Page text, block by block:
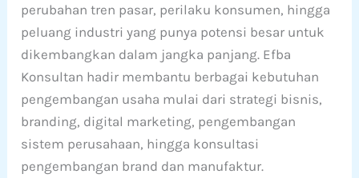
perubahan tren pasar, perilaku konsumen, hingga
peluang industri yang punya potensi besar untuk
dikembangkan dalam jangka panjang. Efba
Konsultan hadir membantu berbagai kebutuhan
pengembangan usaha mulai dari strategi bisnis,
branding, digital marketing, pengembangan
sistem perusahaan, hingga konsultasi
pengembangan brand dan manufaktur.